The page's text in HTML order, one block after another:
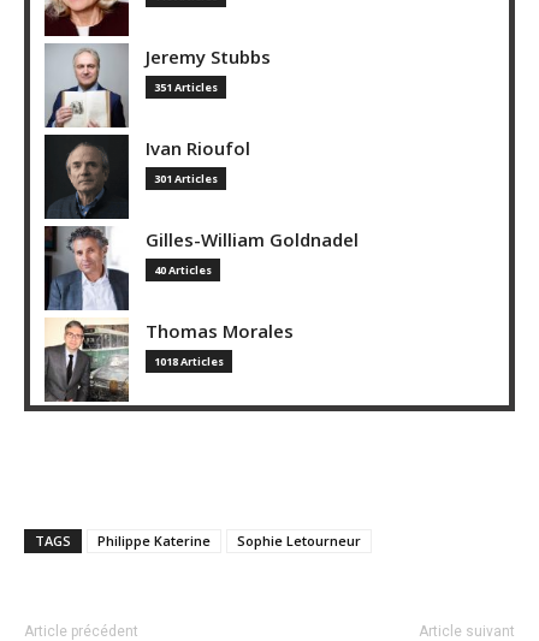
Jeremy Stubbs
351 Articles
Ivan Rioufol
301 Articles
Gilles-William Goldnadel
40 Articles
Thomas Morales
1018 Articles
TAGS Philippe Katerine Sophie Letourneur
Article précédent Article suivant